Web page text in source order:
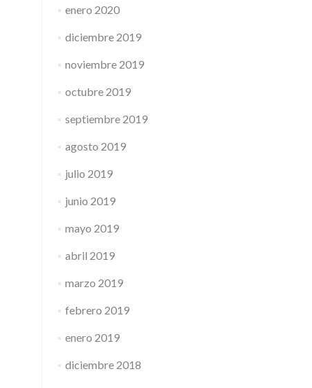
enero 2020
diciembre 2019
noviembre 2019
octubre 2019
septiembre 2019
agosto 2019
julio 2019
junio 2019
mayo 2019
abril 2019
marzo 2019
febrero 2019
enero 2019
diciembre 2018